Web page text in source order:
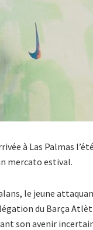
à Las Palmas
mercato estival.
le jeune
du Barça
son avenir